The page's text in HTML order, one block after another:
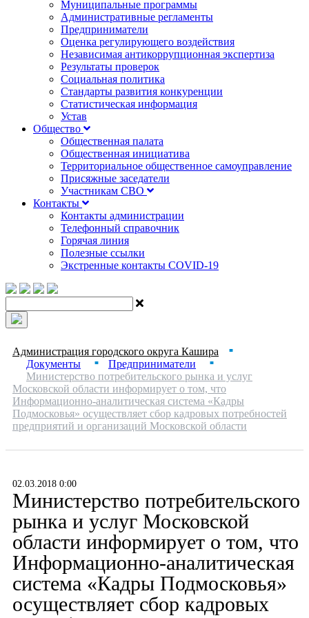
Муниципальные программы
Административные регламенты
Предприниматели
Оценка регулирующего воздействия
Независимая антикоррупционная экспертиза
Результаты проверок
Социальная политика
Стандарты развития конкуренции
Статистическая информация
Устав
Общество
Общественная палата
Общественная инициатива
Территориальное общественное самоуправление
Присяжные заседатели
Участникам СВО
Контакты
Контакты администрации
Телефонный справочник
Горячая линия
Полезные ссылки
Экстренные контакты COVID-19
Администрация городского округа Кашира ■
Документы ■ Предприниматели ■
Министерство потребительского рынка и услуг
Московской области информирует о том, что
Информационно-аналитическая система «Кадры
Подмосковья» осуществляет сбор кадровых потребностей
предприятий и организаций Московской области
02.03.2018 0:00
Министерство потребительского
рынка и услуг Московской
области информирует о том, что
Информационно-аналитическая
система «Кадры Подмосковья»
осуществляет сбор кадровых